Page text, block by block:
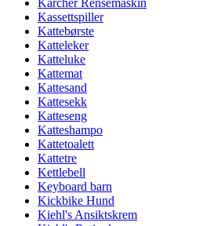
Karcher Rensemaskin
Kassettspiller
Kattebørste
Katteleker
Katteluke
Kattemat
Kattesand
Kattesekk
Katteseng
Katteshampo
Kattetoalett
Kattetre
Kettlebell
Keyboard barn
Kickbike Hund
Kiehl's Ansiktskrem